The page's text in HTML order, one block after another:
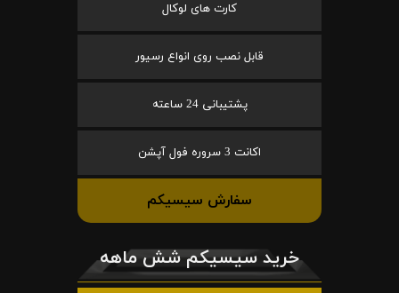
کارت های لوکال
قابل نصب روی انواع رسیور
پشتیبانی 24 ساعته
اکانت 3 سروره فول آپشن
سفارش سیسیکم
خرید سیسیکم شش ماهه